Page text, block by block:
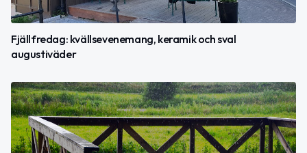
Fjällfredag: kvällsevenemang, keramik och sval
augustiväder